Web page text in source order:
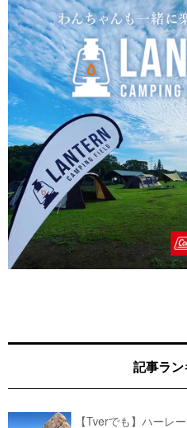
記事ラ
【Tverでも】ハーレ